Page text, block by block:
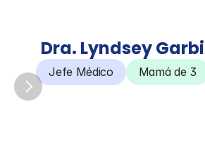
Dra. Lyndsey Garbi
Jefe Médico Mamá de 3